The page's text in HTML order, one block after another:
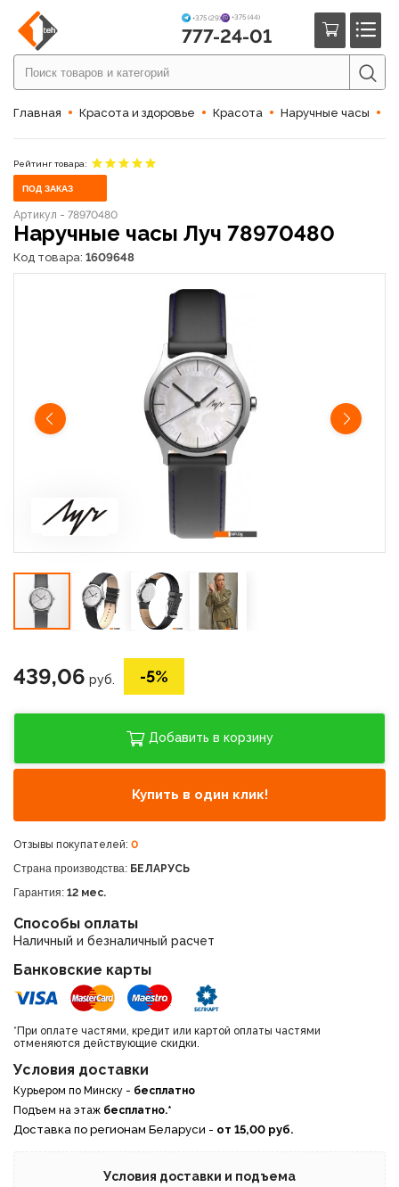
+375 (29) +375 (44)
777-24-01
Главная Красота и здоровье Красота Наручные часы
Рейтинг товара:
ПОД ЗАКАЗ
Артикул - 78970480
Наручные часы Луч 78970480
Код товара: 1609648
439,06 руб. -5%
Добавить в корзину
Купить в один клик!
Отзывы покупателей: 0
Страна производства: БЕЛАРУСЬ
Гарантия: 12 мес.
Способы оплаты
Наличный и безналичный расчет
Банковские карты
*При оплате частями, кредит или картой оплаты частями
отменяются действующие скидки.
Условия доставки
Курьером по Минску - бесплатно
Подъем на этаж бесплатно.*
Доставка по регионам Беларуси - от 15,00 руб.
Условия доставки и подъема